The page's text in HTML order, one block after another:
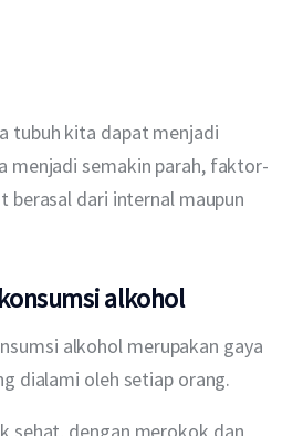
tubuh kita dapat menjadi
menjadi semakin parah, faktor-
dari internal maupun
alkohol
alkohol merupakan gaya
dialami oleh setiap orang.